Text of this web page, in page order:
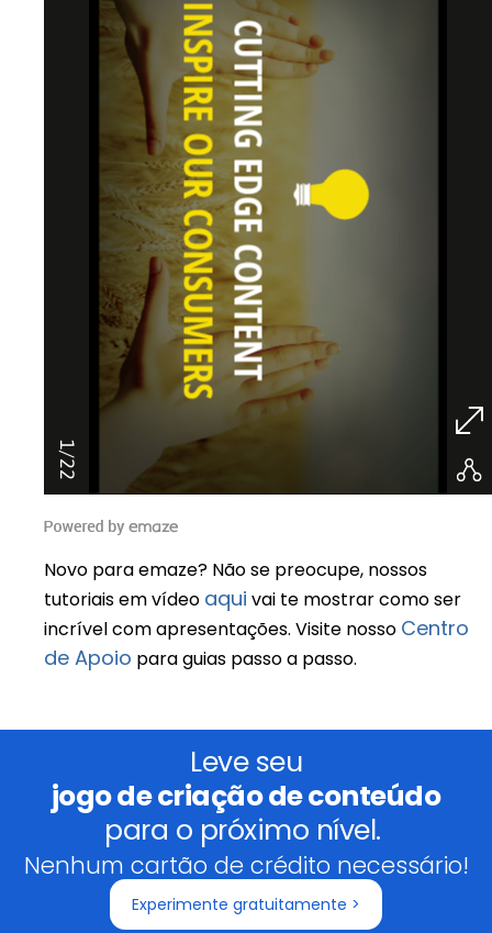
Novo para emaze? Não se preocupe, nossos
tutoriais em vídeo aqui vai te mostrar como ser
incrível com apresentações. Visite nosso Centro
de Apoio para guias passo a passo.
Leve seu
jogo de criação de conteúdo
para o próximo nível.
Nenhum cartão de crédito necessário!
Experimente gratuitamente >